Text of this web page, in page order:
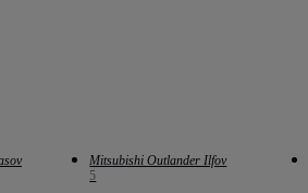
Mitsubishi Outlander Ilfov
5